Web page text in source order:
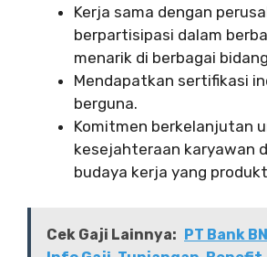
Kerja sama dengan
berpartisipasi dalam
menarik di berbagai
Mendapatkan sertifikasi
berguna.
Komitmen berkelanjutan
kesejahteraan karyawan
budaya kerja yang
Cek Gaji Lainnya: PT Bank